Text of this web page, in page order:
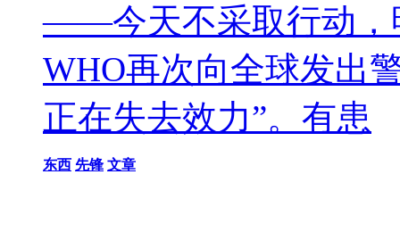
——今天不采取行动，
WHO再次向全球发出
正在失去效力”。有患
东西 先锋 文章